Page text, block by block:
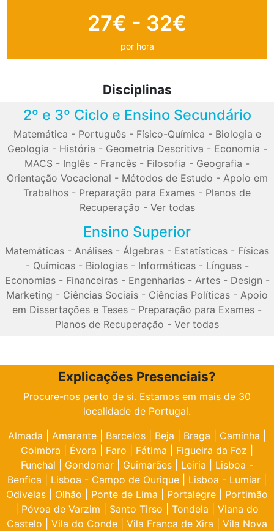
27€ - 32€
por hora
Disciplinas
2º e 3º Ciclo e Ensino Secundário
Matemática - Português- Físico-Química - Biologia e
Geologia - História - Geometria Descritiva - Economia -
MACS - Inglês - Francês - Filosofia - Geografia -
Orientação Vocacional - Métodos de Estudo - Apoio em
Trabalhos - Preparação para Exames - Planos de
Recuperação - Ver todas
Ensino Superior
Matemáticas - Análises - Álgebras - Estatísticas - Físicas
- Químicas- Biologias- Informáticas- Línguas-
Economias- Financeiras- Engenharias- Artes- Design -
Marketing - Ciências Sociais - Ciências Políticas - Apoio
em Dissertações e Teses - Preparação para Exames -
Planos de Recuperação - Ver todas
Explicações Presenciais?
Procure-nos perto de si. Estamos em mais de 30
localidade de Portugal.
Almada
Amarante Barcelos Beja Braga Caminha
Coimbra
Évora Faro Fátima Figueira da Foz
Funchal
Gondomar Guimarães Leiria
Lisboa -
Benfica
Lisboa - Campo de Ourique Lisboa - Lumiar
Odivelas
Olhão Ponte de Lima Portalegre
Portimão
Póvoa de Varzim Santo Tirso Tondela
Viana do
Castelo
Vila do Conde Vila Franca de Xira
Vila Nova